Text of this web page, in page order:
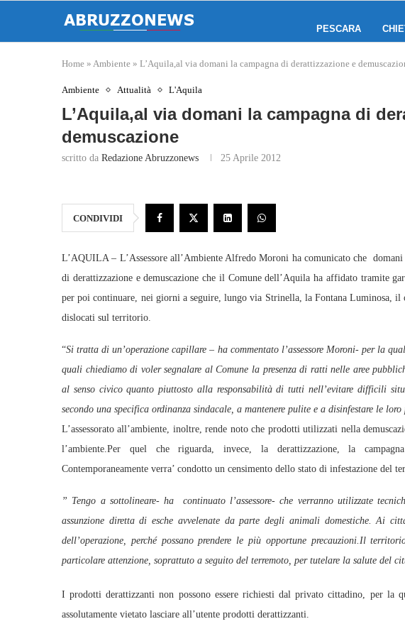
PESCARA
Home » Ambiente » L’Aquila,al via domani la campagna di derattizzazione e
Ambiente Attualità L'Aquila
L’Aquila,al via domani la campagna di
demuscazione
scritto da Redazione Abruzzonews 25 Aprile 2012
CONDIVIDI
L’AQUILA – L’Assessore all’Ambiente Alfredo Moroni ha comunicato che
di derattizzazione e demuscazione che il Comune dell’Aquila ha affidato tramite
per poi continuare, nei giorni a seguire, lungo via Strinella, la Fontana Luminosa,
dislocati sul territorio.
“Si tratta di un’operazione capillare – ha commentato l’assessore Moroni- per la
quali chiediamo di voler segnalare al Comune la presenza di ratti nelle aree
al senso civico quanto piuttosto alla responsabilità di tutti nell’evitare difficili
secondo una specifica ordinanza sindacale, a mantenere pulite e a disinfestare le
L’assessorato all’ambiente, inoltre, rende noto che prodotti utilizzati nella
l’ambiente.Per quel che riguarda, invece, la derattizzazione, la
Contemporaneamente verra’ condotto un censimento dello stato di infestazione del
” Tengo a sottolineare- ha continuato l’assessore- che verranno utilizzate
assunzione diretta di esche avvelenate da parte degli animali domestiche. Ai
dell’operazione, perché possano prendere le più opportune precauzioni.Il
particolare attenzione, soprattuto a seguito del terremoto, per tutelare la salute del
I prodotti derattizzanti non possono essere richiesti dal privato cittadino, per la
assolutamente vietato lasciare all’utente prodotti derattizzanti.